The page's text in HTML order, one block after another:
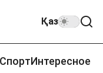
Қаз
СпортИнтересное